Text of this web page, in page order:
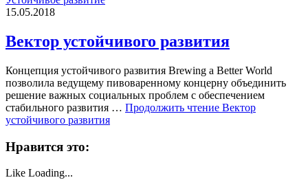
15.05.2018
Вектор устойчивого развития
Концепция устойчивого развития Brewing a Better World
позволила ведущему пивоваренному концерну объединить
решение важных социальных проблем с обеспечением
стабильного развития … Продолжить чтение Вектор
устойчивого развития
Нравится это:
Like Loading...